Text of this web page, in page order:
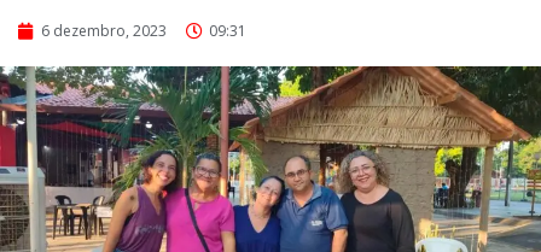
6 dezembro, 2023 09:31